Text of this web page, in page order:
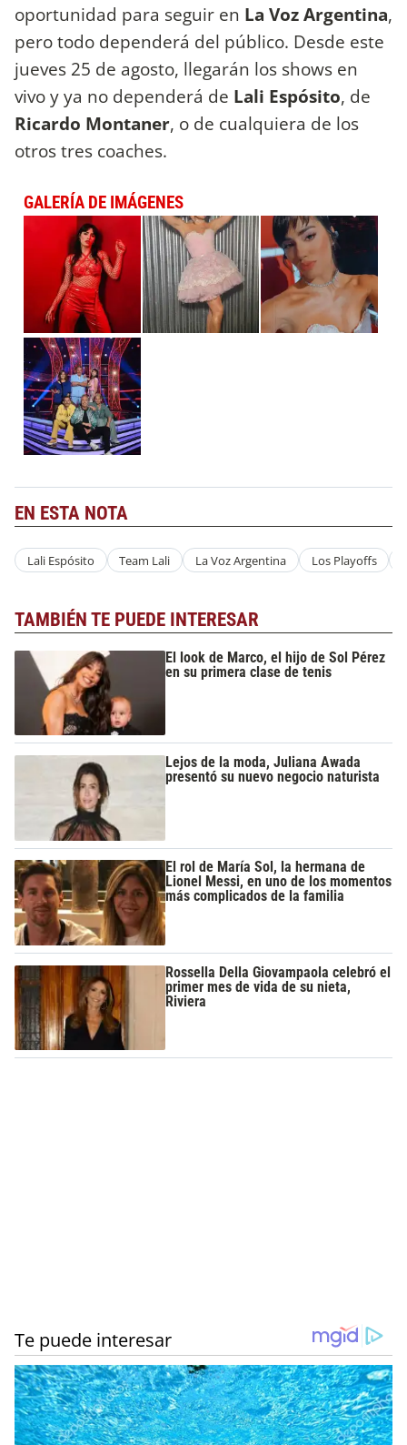
oportunidad para seguir en La Voz Argentina,
pero todo dependerá del público. Desde este
jueves 25 de agosto, llegarán los shows en
vivo y ya no dependerá de Lali Espósito, de
Ricardo Montaner, o de cualquiera de los
otros tres coaches.
GALERÍA DE IMÁGENES
EN ESTA NOTA
Lali Espósito Team Lali La Voz Argentina Los Playoffs
TAMBIÉN TE PUEDE INTERESAR
El look de Marco, el hijo de Sol Pérez
en su primera clase de tenis
Lejos de la moda, Juliana Awada
presentó su nuevo negocio naturista
El rol de María Sol, la hermana de
Lionel Messi, en uno de los momentos
más complicados de la familia
Rossella Della Giovampaola celebró el
primer mes de vida de su nieta,
Riviera